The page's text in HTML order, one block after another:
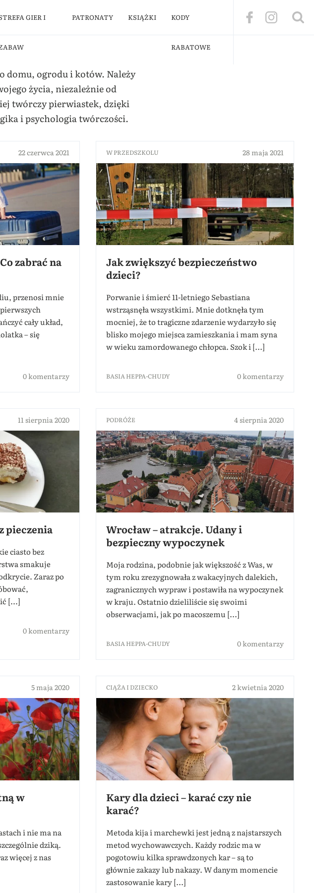
GIER I PATRONATY KSIĄŻKI KODY
RABATOWE
domu, ogrodu i kotów. Należy
życia, niezależnie od
twórczy pierwiastek, dzięki
i psychologia twórczości.
22 czerwca 2021
zabrać na
przenosi mnie
cały układ,
– się
0 komentarzy
W PRZEDSZKOLU 28 maja 2021
Jak zwiększyć bezpieczeństwo
dzieci?
Porwanie i śmierć 11-letniego Sebastiana
wstrząsnęła wszystkimi. Mnie dotknęła tym
mocniej, że to tragiczne zdarzenie wydarzyło się
blisko mojego miejsca zamieszkania i mam syna
w wieku zamordowanego chłopca. Szok i [...]
BASIA HEPPA-CHUDY 0 komentarzy
11 sierpnia 2020
pieczenia
ciasto bez
smakuje
Zaraz po
[...]
0 komentarzy
PODRÓŻE 4 sierpnia 2020
Wrocław – atrakcje. Udany i
bezpieczny wypoczynek
Moja rodzina, podobnie jak większość z Was, w
tym roku zrezygnowała z wakacyjnych dalekich,
zagranicznych wypraw i postawiła na wypoczynek
w kraju. Ostatnio dzieliliście się swoimi
obserwacjami, jak po macoszemu [...]
BASIA HEPPA-CHUDY 0 komentarzy
5 maja 2020
w
i nie ma na
dziką.
więcej z nas
CIĄŻA I DZIECKO 2 kwietnia 2020
Kary dla dzieci – karać czy nie
karać?
Metoda kija i marchewki jest jedną z najstarszych
metod wychowawczych. Każdy rodzic ma w
pogotowiu kilka sprawdzonych kar – są to
głównie zakazy lub nakazy. W danym momencie
zastosowanie kary [...]